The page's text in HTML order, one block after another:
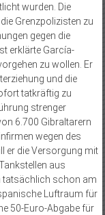
wurden. Die
Grenzpolizisten zu
gegen die
erklärte García-
zu wollen. Er
und die
tatkräftig zu
strenger
6.700 Gibraltarern
wegen des
er die Versorgung mit
aus
tatsächlich schon am
Luftraum für
50-Euro-Abgabe für